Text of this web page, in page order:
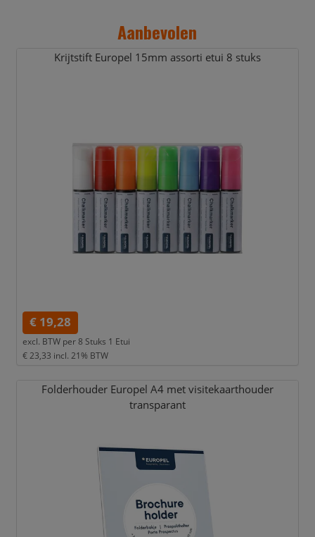
Aanbevolen
Krijtstift Europel 15mm assorti etui 8 stuks
€ 19,28
excl. BTW per8 Stuks 1 Etui
€ 23,33 incl. 21% BTW
Folderhouder Europel A4 met visitekaarthouder
transparant